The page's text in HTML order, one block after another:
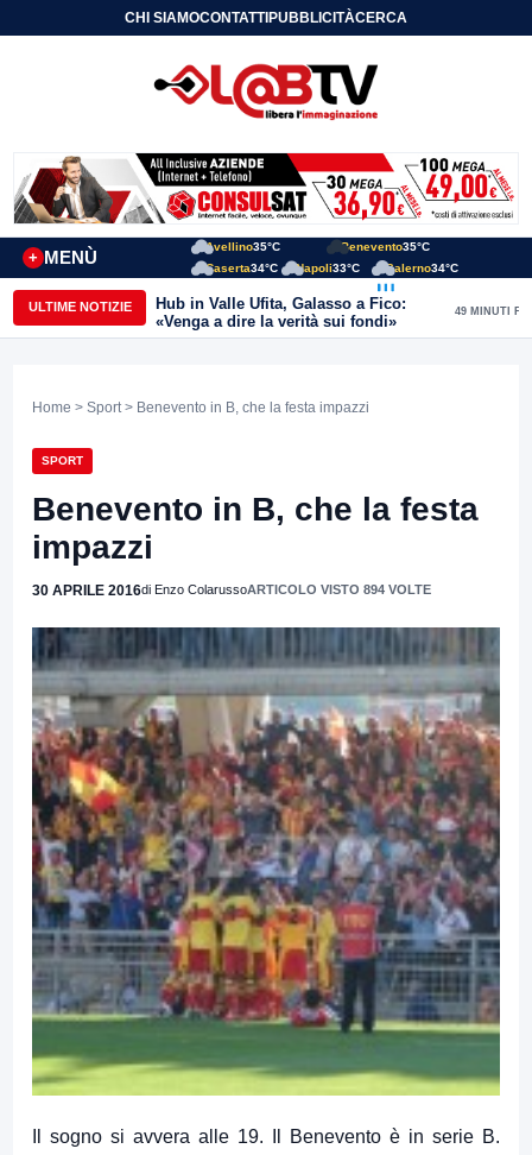
CHI SIAMOCONTATTIPUBBLICITÀCERCA
MENÙ
+
Avellino35°C Benevento35°C
Caserta34°C Napoli33°C Salerno34°C
ULTIME NOTIZIE
Hub in Valle Ufita, Galasso a Fico:
«Venga a dire la verità sui fondi»
49 MINUTI FA
Home > Sport > Benevento in B, che la festa impazzi
SPORT
Benevento in B, che la festa
impazzi
30 APRILE 2016di Enzo ColarussoARTICOLO VISTO 894 VOLTE
Il sogno si avvera alle 19. Il Benevento è in serie B.